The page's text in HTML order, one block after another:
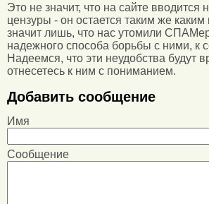
Это не значит, что на сайте вводится
цензуры - он остается таким же
значит лишь, что нас утомили
надежного способа борьбы с ними, к
Надеемся, что эти неудобства будут
отнесетесь к ним с пониманием.
Добавить сообщение
Имя
Сообщение